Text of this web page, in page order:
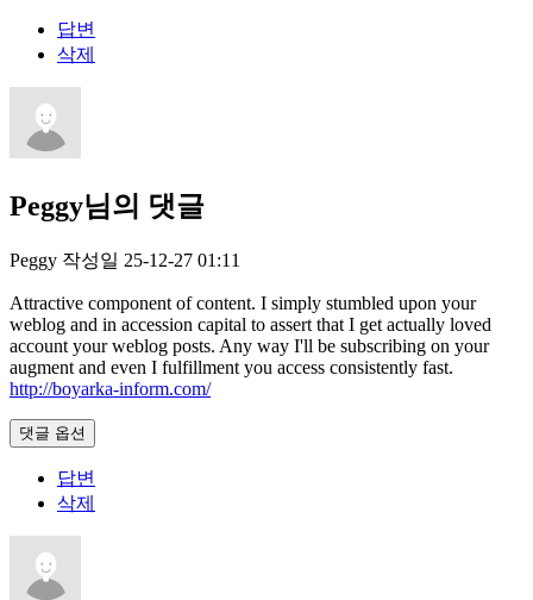
답변
삭제
Peggy님의 댓글
Peggy 작성일 25-12-27 01:11
Attractive component of content. I simply stumbled upon your
weblog and in accession capital to assert that I get actually loved
account your weblog posts. Any way I'll be subscribing on your
augment and even I fulfillment you access consistently fast.
http://boyarka-inform.com/
댓글 옵션
답변
삭제